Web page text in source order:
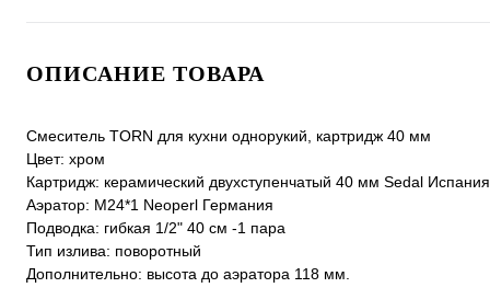
ОПИСАНИЕ ТОВАРА
Смеситель TORN для кухни однорукий, картридж 40 мм
Цвет: хром
Картридж: керамический двухступенчатый 40 мм Sedal Испания
Аэратор: M24*1 Neoperl Германия
Подводка: гибкая 1/2" 40 см -1 пара
Тип излива: поворотный
Дополнительно: высота до аэратора 118 мм.